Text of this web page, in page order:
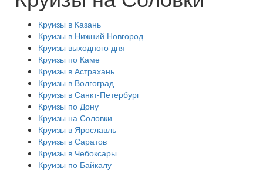
Круизы в Казань
Круизы в Нижний Новгород
Круизы выходного дня
Круизы по Каме
Круизы в Астрахань
Круизы в Волгоград
Круизы в Санкт-Петербург
Круизы по Дону
Круизы на Соловки
Круизы в Ярославль
Круизы в Саратов
Круизы в Чебоксары
Круизы по Байкалу